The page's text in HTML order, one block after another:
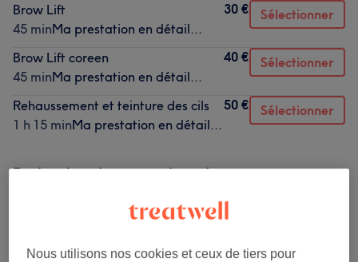
Brow Lift
45 minMa prestation en détail...
30 € Sélectionner
Brow Lift coreen
45 minMa prestation en détail...
40 € Sélectionner
Rehaussement et teinture des cils
1 h 15 minMa prestation en détail...
50 € Sélectionner
Recherchez dans notre liste de prestations
Nous utilisons nos cookies et ceux de tiers pour